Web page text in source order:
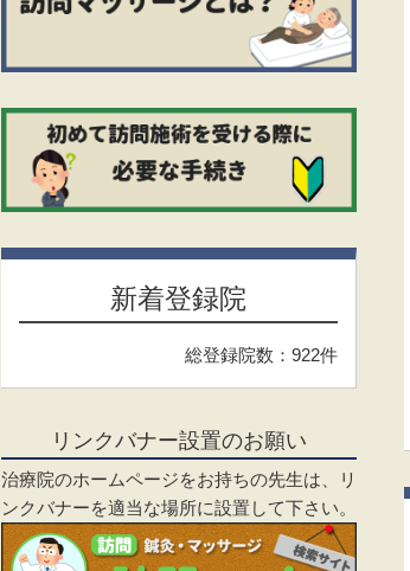
新着登録院
総登録院数：922件
リンクバナー設置のお願い
治療院のホームページをお持ちの先生は、リ
ンクバナーを適当な場所に設置して下さい。